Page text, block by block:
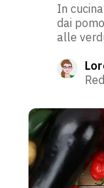
In
dai
alle